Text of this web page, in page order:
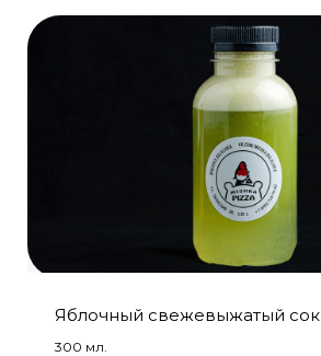
Яблочный свежевыжатый сок
300 мл.